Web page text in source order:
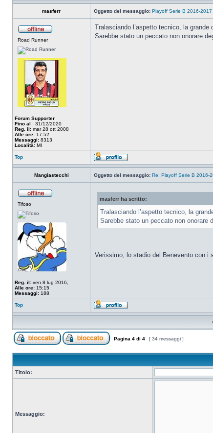
masferr Oggetto del messaggio: Playoff Serie B 2016-2017
Road Runner
Forum Supporter
Fino al : 31/12/2020
Reg. il: mar 28 ott 2008
Alle ore: 17:52
Messaggi: 8313
Località: MI
Tralasciando l’aspetto tecnico, la
Sarebbe stato un peccato non onorare
Top
Mangiastecchi Oggetto del messaggio: Re: Playoff Serie B 2016-
Tifoso
Reg. il: ven 8 lug 2016,
Alle ore: 15:15
Messaggi: 188
masferr ha scritto:
Tralasciando l’aspetto tecnico, la
Sarebbe stato un peccato non onorare
Verissimo, lo stadio del Benevento con i
Top
Pagina 4 di 4 [ 34 messaggi ]
Titolo:
Messaggio: